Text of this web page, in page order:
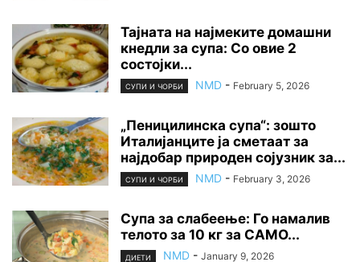
Тајната на најмеките домашни
кнедли за супа: Со овие 2
состојки...
СУПИ И ЧОРБИ NMD - February 5, 2026
„Пеницилинска супа“: зошто
Италијанците ја сметаат за
најдобар природен сојузник за...
СУПИ И ЧОРБИ NMD - February 3, 2026
Супа за слабеење: Го намалив
телото за 10 кг за САМО...
ДИЕТИ NMD - January 9, 2026